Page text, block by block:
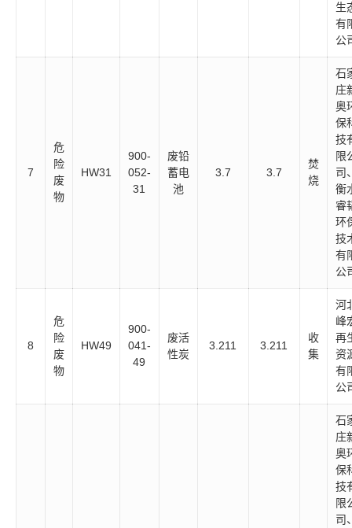
生
有
公
7
危
险
废
物
HW31
900-
052-
31
废铅
蓄电
池
3.7 3.7
焚
烧
石
庄
奥
保
技
限
司
衡
睿
环
技
有
公
8
危
险
废
物
HW49
900-
041-
49
废活
性炭
3.211 3.211
收
集
河
峰
再
资
有
公
石
庄
奥
保
技
限
司